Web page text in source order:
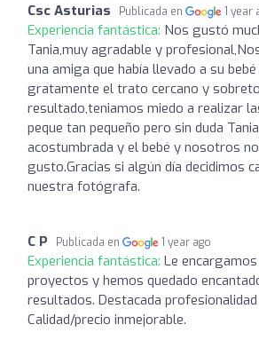
Csc Asturias Publicada en 1 year
Experiencia fantástica: Nos gustó
Tania,muy agradable y
una amiga que había llevado a su
gratamente el trato cercano y
resultado,teniamos miedo a realizar
peque tan pequeño pero sin duda
acostumbrada y el bebé y nosotros
gusto.Gracias si algún día decidimos
nuestra fotógrafa.
C P Publicada en 1 year ago
Experiencia fantástica: Le
proyectos y hemos quedado
resultados. Destacada profesionalidad
Calidad/precio inmejorable.